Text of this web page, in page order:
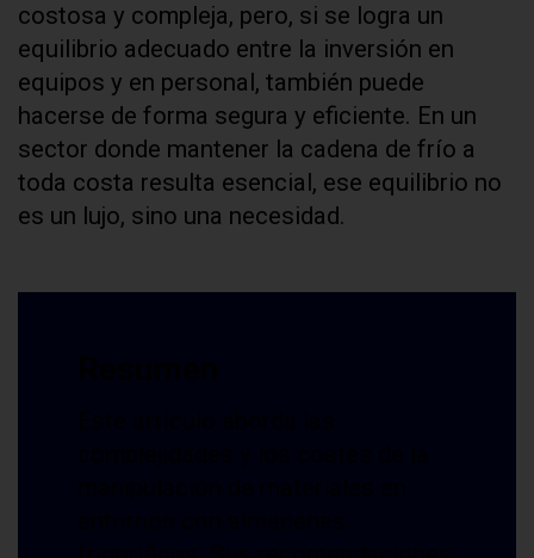
costosa y compleja, pero, si se logra un
equilibrio adecuado entre la inversión en
equipos y en personal, también puede
hacerse de forma segura y eficiente. En un
sector donde mantener la cadena de frío a
toda costa resulta esencial, ese equilibrio no
es un lujo, sino una necesidad.